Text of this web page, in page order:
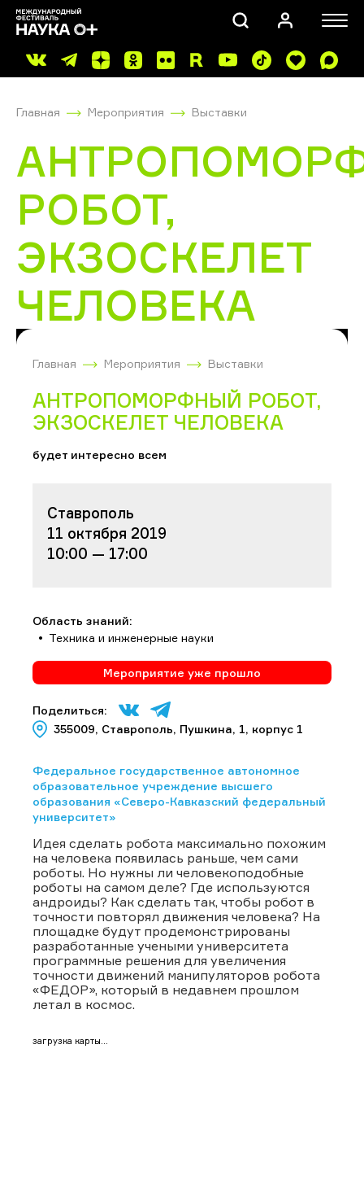
Главная Мероприятия Выставки
РОБОТ,
ЭКЗОСКЕЛЕТ
ЧЕЛОВЕКА
Главная Мероприятия Выставки
АНТРОПОМОРФНЫЙ РОБОТ,
ЭКЗОСКЕЛЕТ ЧЕЛОВЕКА
будет интересно всем
Ставрополь
11 октября 2019
10:00 — 17:00
Область знаний:
Техника и инженерные науки
Мероприятие уже прошло
Поделиться:
355009, Ставрополь, Пушкина, 1, корпус 1
Федеральное государственное автономное
образовательное учреждение высшего
образования «Северо-Кавказский федеральный
университет»
Идея сделать робота максимально похожим
на человека появилась раньше, чем сами
роботы. Но нужны ли человекоподобные
роботы на самом деле? Где используются
андроиды? Как сделать так, чтобы робот в
точности повторял движения человека? На
площадке будут продемонстрированы
разработанные учеными университета
программные решения для увеличения
точности движений манипуляторов робота
«ФЕДОР», который в недавнем прошлом
летал в космос.
загрузка карты...